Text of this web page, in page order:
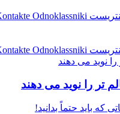
Odnoklassniki
Odnoklassniki
نوید می دهند
تر را نوید می دهند
باید حتماً بدانید!